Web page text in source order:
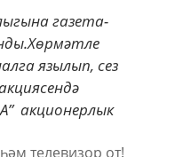
газета-
язылып, сез
акционерлык